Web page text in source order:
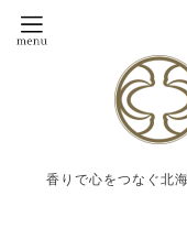
香りで心をつなぐ北